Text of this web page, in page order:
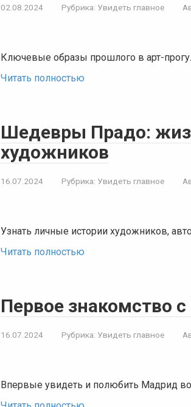
02.08.2024 Рубрика: Увидеть главное
Ключевые образы прошлого в арт-
Читать полностью
Шедевры Прадо:
художников
16.07.2024 Рубрика: Увидеть главное
Узнать личные истории художников,
Читать полностью
Первое знакомство
16.07.2024 Рубрика: Увидеть главное
Впервые увидеть и полюбить Мадрид